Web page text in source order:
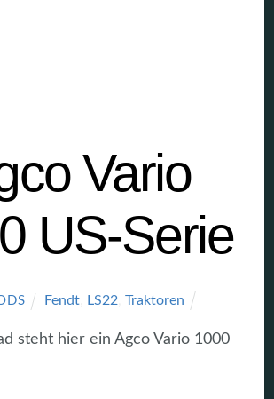
Vario
US-Serie
Fendt, LS22 Traktoren
steht hier ein Agco Vario 1000